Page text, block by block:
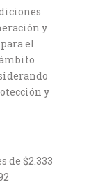
y
el
y
de $2.333